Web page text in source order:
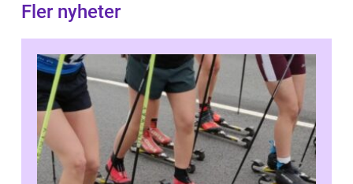
Fler nyheter